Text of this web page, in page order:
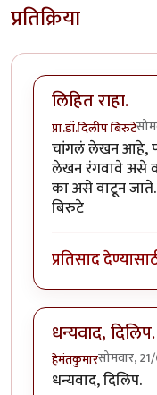
प्रतिक्रिया
लिहित राहा.
प्रा.डॉ.दिलीप बिरुटे
चांगलं लेखन आहे,
लेखन रंगवावे असे
का असे वाटून
बिरुटे
प्रतिसाद
धन्यवाद, दिलिप.
हेमंतकुमारसोमवार,
धन्यवाद, दिलिप.